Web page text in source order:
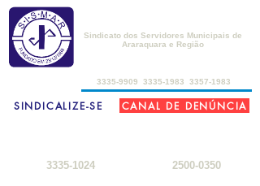
3335-9909
3335-1983 3357-1983
3335-1024
Sindicato dos Servidores Municipais de
Araraquara e Região
SINDICALIZE-SE
2500-0350
CANAL DE DENÚNCIA